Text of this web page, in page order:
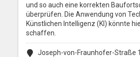
und so auch eine korrekten
überprüfen. Die Anwendung von
Künstlichen Intelligenz (KI) könnte
schaffen.
Joseph-von-Fraunhofer-Straße